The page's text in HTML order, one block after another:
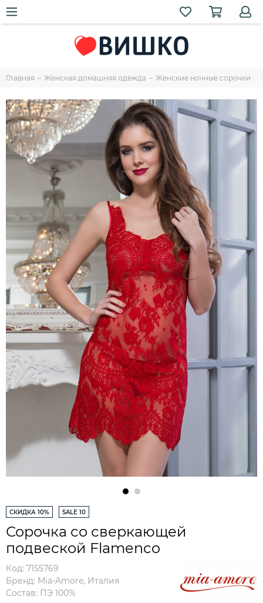
Главная Женская домашняя одежда Женские ночные сорочки
СКИДКА 10% SALE 10
Сорочка со сверкающей
подвеской Flamenco
Код: 7155769
Бренд: Mia-Amore, Италия
Состав: ПЭ 100%